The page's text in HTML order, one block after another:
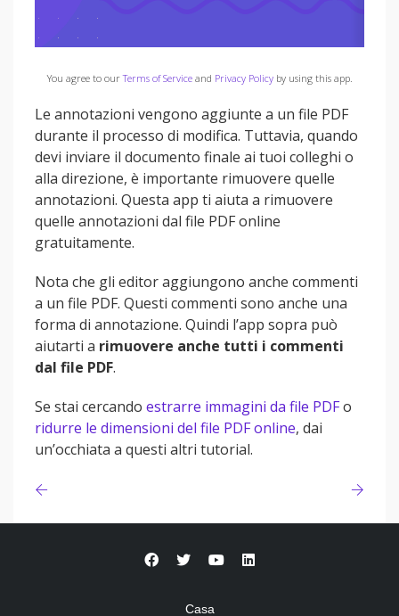
You agree to ourTerms of Serviceand Privacy Policyby using this app.
Le annotazioni vengono aggiunte a un file PDF
durante il processo di modifica. Tuttavia, quando
devi inviare il documento finale ai tuoi colleghi o
alla direzione, è importante rimuovere quelle
annotazioni. Questa app ti aiuta a rimuovere
quelle annotazioni dal file PDF online
gratuitamente.
Nota che gli editor aggiungono anche commenti
a un file PDF. Questi commenti sono anche una
forma di annotazione. Quindi l’app sopra può
aiutarti a rimuovere anche tutti i commenti
dal file PDF.
Se stai cercando estrarre immagini da file PDFo
ridurre le dimensioni del file PDF online, dai
un’occhiata a questi altri tutorial.
Casa